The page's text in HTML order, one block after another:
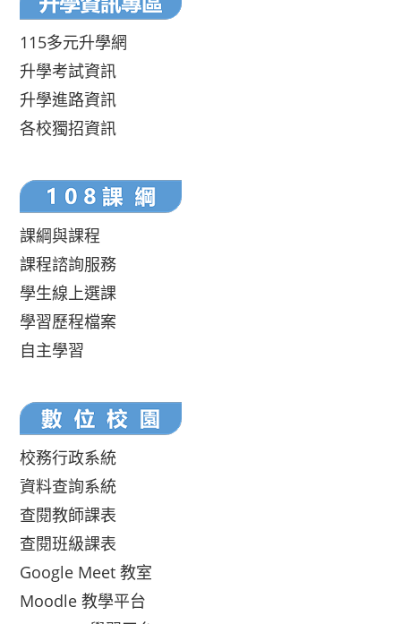
115多元升學網
升學考試資訊
升學進路資訊
各校獨招資訊
課綱與課程
課程諮詢服務
學生線上選課
學習歷程檔案
自主學習
校務行政系統
資料查詢系統
查閱教師課表
查閱班級課表
Google Meet 教室
Moodle 教學平台